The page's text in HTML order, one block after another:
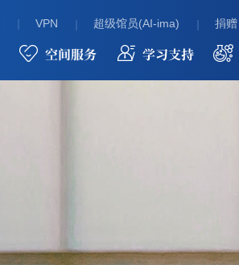
VPN 超级馆员(AI-ima) 捐赠
空间服务 学习支持